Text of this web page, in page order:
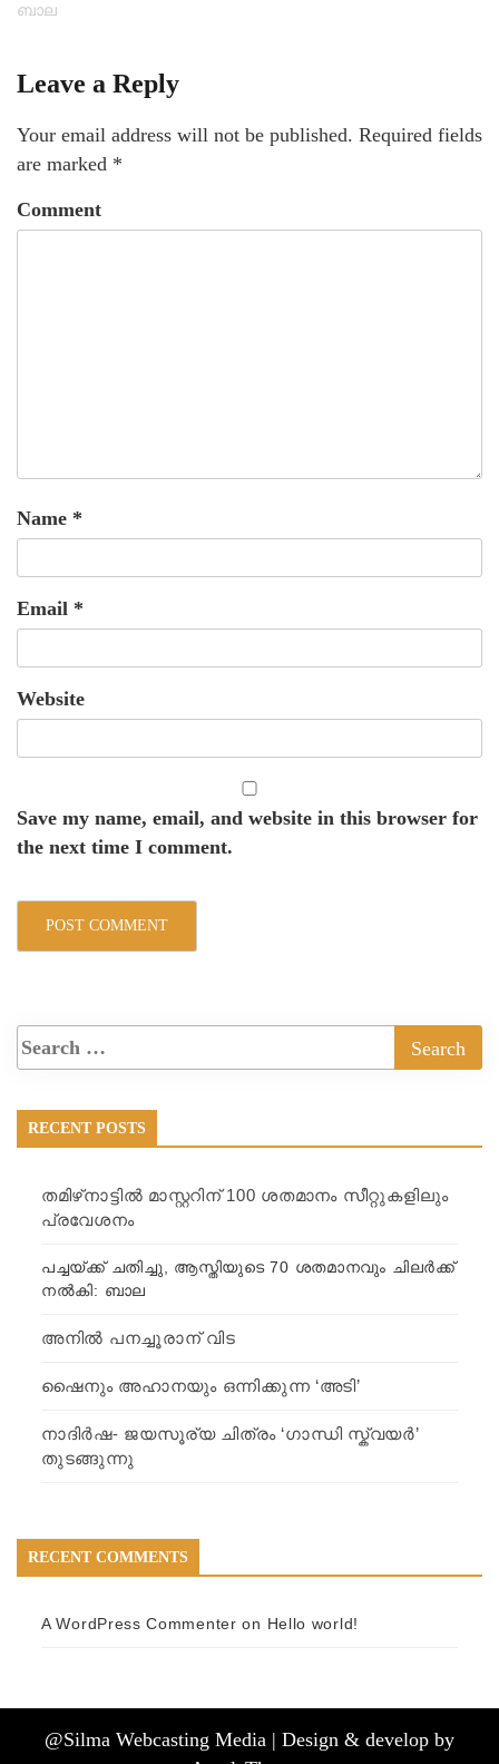
ബാല
Leave a Reply
Your email address will not be published. Required fields
are marked *
Comment
Name *
Email *
Website
Save my name, email, and website in this browser for
the next time I comment.
RECENT POSTS
തമിഴ്‍നാട്ടില്‍ മാസ്റ്ററിന് 100 ശതമാനം സീറ്റുകളിലും
പ്രവേശനം
പച്ചയ്ക്ക് ചതിച്ചു, ആസ്തിയുടെ 70 ശതമാനവും ചിലര്‍ക്ക്
നല്‍കി: ബാല
അനിൽ പനച്ചൂരാന് വിട
ഷൈനും അഹാനയും ഒന്നിക്കുന്ന ‘അടി’
നാദിര്‍ഷ- ജയസൂര്യ ചിത്രം ‘ഗാന്ധി സ്ക്വയര്‍’
തുടങ്ങുന്നു
RECENT COMMENTS
A WordPress Commenter on Hello world!
@Silma Webcasting Media | Design & develop by